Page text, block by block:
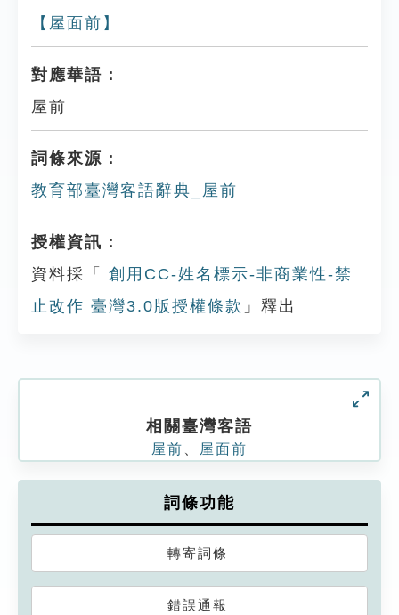
【屋面前】
對應華語：
屋前
詞條來源：
教育部臺灣客語辭典_屋前
授權資訊：
資料採「
創用CC-姓名標示-非商業性-禁
止改作 臺灣3.0版授權條款 」釋出
相關臺灣客語
屋前 屋面前
詞條功能
轉寄詞條
錯誤通報